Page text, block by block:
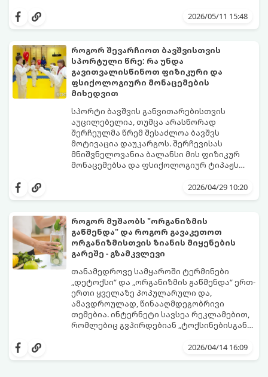
ნაწილად იქცეს, მიჰყევით ამ ინსტრუქციას:
2026/05/11 15:48
როგორ შევარჩიოთ ბავშვისთვის
სპორტული წრე: რა უნდა
გავითვალისწინოთ ფიზიკური და
ფსიქოლოგიური მონაცემების
მიხედვით
სპორტი ბავშვის განვითარებისთვის
აუცილებელია, თუმცა არასწორად
შერჩეულმა წრემ შესაძლოა ბავშვს
მოტივაცია დაუკარგოს. შერჩევისას
მნიშვნელოვანია ბალანსი მის ფიზიკურ
მონაცემებსა და ფსიქოლოგიურ ტიპაჟს
2026/04/29 10:20
როგორ მუშაობს "ორგანიზმის
გაწმენდა" და როგორ გავაკეთოთ
ორგანიზმისთვის ზიანის მიყენების
გარეშე - გზამკვლევი
თანამედროვე სამყაროში ტერმინები
„დეტოქსი“ და „ორგანიზმის გაწმენდა“ ერთ-
ერთი ყველაზე პოპულარული და,
ამავდროულად, წინააღმდეგობრივი
თემებია. ინტერნეტი სავსეა რეკლამებით,
რომლებიც გვპირდებიან „ტოქსინებისგან
წვენების ან მკაცრი დიეტების მეშვეობით.
2026/04/14 16:09